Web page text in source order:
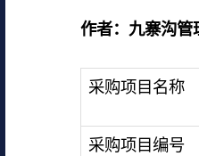
作者： 九寨沟管
采购项目名称
采购项目编号